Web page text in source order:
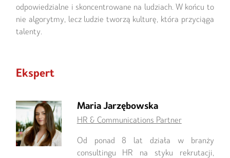
odpowiedzialne i skoncentrowane na ludziach. W końcu to
nie algorytmy, lecz ludzie tworzą kulturę, która przyciąga
talenty.
Ekspert
Maria Jarzębowska
HR & Communications Partner
Od ponad 8 lat działa w branży
consultingu HR na styku rekrutacji,